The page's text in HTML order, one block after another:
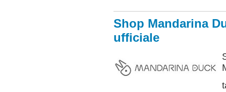
Shop Mandarina
ufficiale